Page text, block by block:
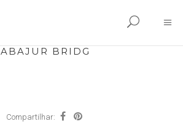
ABAJUR BRIDG
Compartilhar: